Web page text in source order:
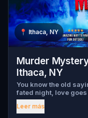
📍 Ithaca, NY
Murder
Ithaca, NY
You know the old
fated night, love
and Walter Bridges .
found dead during a
Leer más